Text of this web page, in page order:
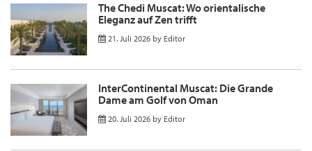
The Chedi Muscat: Wo orientalische
Eleganz auf Zen trifft
21. Juli 2026 by Editor
InterContinental Muscat: Die Grande
Dame am Golf von Oman
20. Juli 2026 by Editor